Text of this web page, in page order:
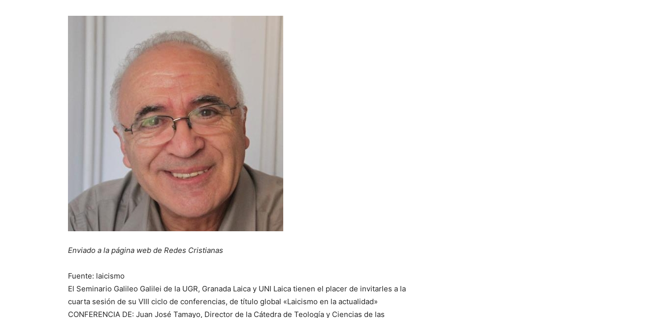
Enviado a la página web de Redes Cristianas
Fuente: laicismo
El Seminario Galileo Galilei de la UGR, Granada Laica y UNI Laica tienen el placer de invitarles a la
cuarta sesión de su VIII ciclo de conferencias, de título global «Laicismo en la actualidad»
CONFERENCIA DE: Juan José Tamayo, Director de la Cátedra de Teología y Ciencias de las